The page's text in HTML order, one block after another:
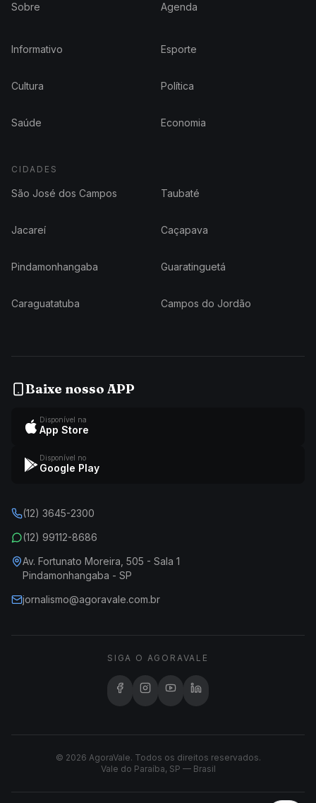
Sobre Agenda
Informativo Esporte
Cultura Política
Saúde Economia
CIDADES
São José dos Campos Taubaté
Jacareí Caçapava
Pindamonhangaba Guaratinguetá
Caraguatatuba Campos do Jordão
Baixe nosso APP
Disponível na
App Store
Disponível no
Google Play
(12) 3645-2300
(12) 99112-8686
Av. Fortunato Moreira, 505 - Sala 1
Pindamonhangaba - SP
jornalismo@agoravale.com.br
SIGA O AGORAVALE
© 2026 AgoraVale. Todos os direitos reservados.
Vale do Paraíba, SP — Brasil